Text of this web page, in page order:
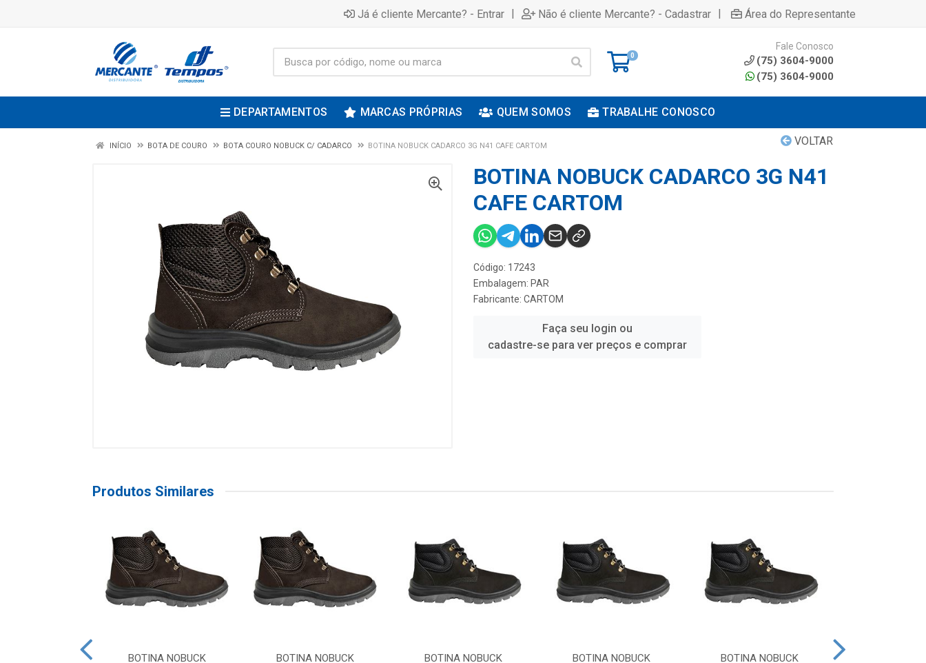
Já é cliente Mercante? - Entrar | Não é cliente Mercante? - Cadastrar | Área do Representante
0
Fale Conosco
(75) 3604-9000
(75) 3604-9000
DEPARTAMENTOS MARCAS PRÓPRIAS QUEM SOMOS TRABALHE CONOSCO
VOLTAR
INÍCIO BOTA DE COURO BOTA COURO NOBUCK C/ CADARCO BOTINA NOBUCK CADARCO 3G N41 CAFE CARTOM
BOTINA NOBUCK CADARCO 3G N41
CAFE CARTOM
Código: 17243
Embalagem: PAR
Fabricante: CARTOM
Faça seu login ou
cadastre-se para ver preços e comprar
Produtos Similares
BOTINA NOBUCK
BOTINA NOBUCK
BOTINA NOBUCK
BOTINA NOBUCK
BOTINA NOBUCK